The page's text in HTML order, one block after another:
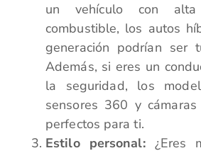
un vehículo con
combustible, los autos
generación podrían ser
Además, si eres un
la seguridad, los
sensores 360 y
perfectos para ti.
Estilo personal:¿Eres